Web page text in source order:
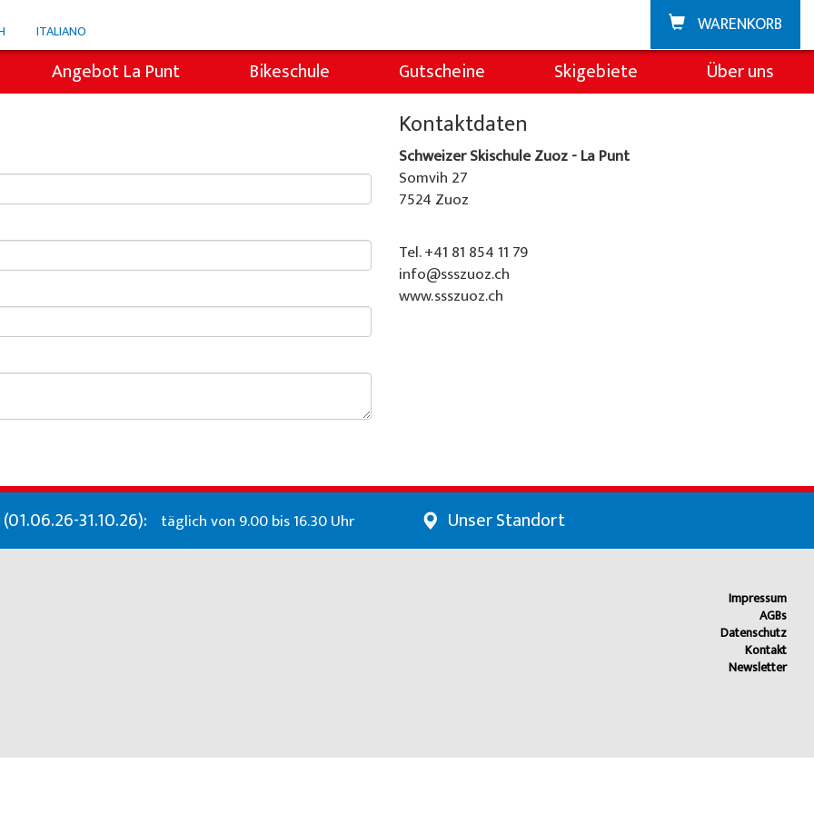
ITALIANO WARENKORB
Angebot La Punt
Privatunterricht
Willy's Skiverleih
Skitickets La Punt
Bikeschule Gutscheine
Skigebiete
La Punt
Über uns
Kontaktdaten
Schweizer Skischule Zuoz - La Punt
Somvih 27
7524 Zuoz
Tel. +41 81 854 11 79
info@ssszuoz.ch
www.ssszuoz.ch
31.10.26): täglich von 9.00 bis 16.30 Uhr Unser Standort
Impressum
AGBs
Datenschutz
Kontakt
Newsletter